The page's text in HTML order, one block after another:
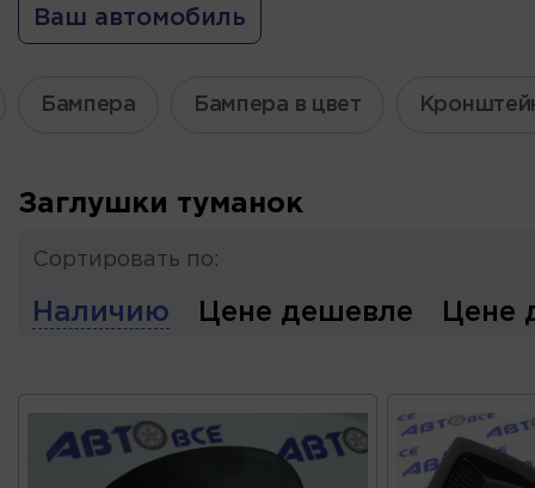
Ваш автомобиль
Бампера Бампера в цвет
Заглушки туманок
Сортировать по:
Наличию Цене дешевле Цене